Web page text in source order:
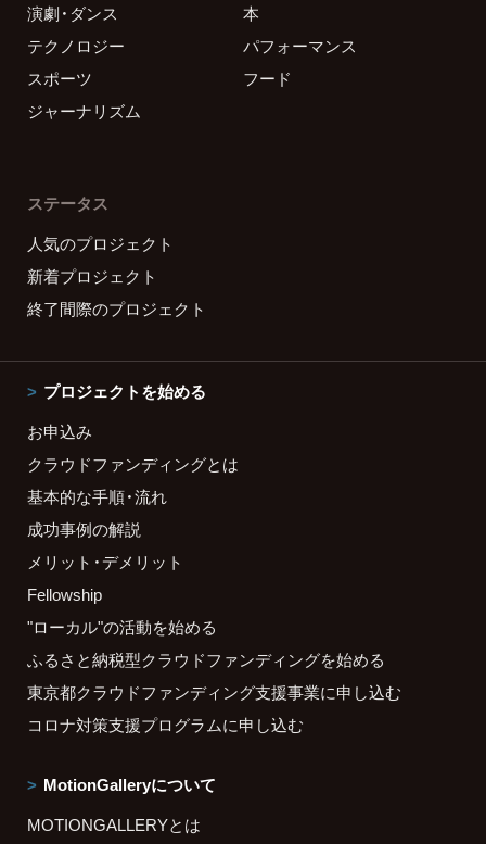
演劇・ダンス
本
テクノロジー
パフォーマンス
スポーツ
フード
ジャーナリズム
ステータス
人気のプロジェクト
新着プロジェクト
終了間際のプロジェクト
プロジェクトを始める
お申込み
クラウドファンディングとは
基本的な手順・流れ
成功事例の解説
メリット・デメリット
Fellowship
"ローカル"の活動を始める
ふるさと納税型クラウドファンディングを始める
東京都クラウドファンディング支援事業に申し込む
コロナ対策支援プログラムに申し込む
MotionGalleryについて
MOTIONGALLERYとは